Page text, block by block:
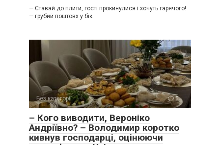
— Ставай до плити, гості прокинулися і хочуть гарячого!
— грубий поштовх у бік
Без категорії 0
– Кого виводити, Вероніко
Андріївно? – Володимир коротко
кивнув господарці, оцінюючи